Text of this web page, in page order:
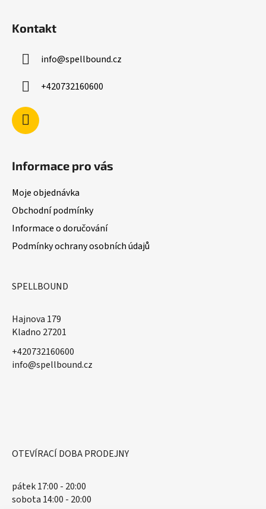
Kontakt
info@spellbound.cz
+420732160600
Informace pro vás
Moje objednávka
Obchodní podmínky
Informace o doručování
Podmínky ochrany osobních údajů
SPELLBOUND
Hajnova 179
Kladno 27201
+420732160600
​info@spellbound.cz
OTEVÍRACÍ DOBA PRODEJNY
pátek 17:00 - 20:00
sobota 14:00 - 20:00